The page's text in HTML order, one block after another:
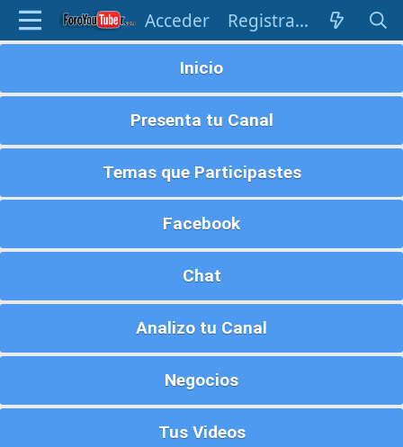
Acceder Registrarse
Inicio
Presenta tu Canal
Temas que Participastes
Facebook
Chat
Analizo tu Canal
Negocios
Tus Videos